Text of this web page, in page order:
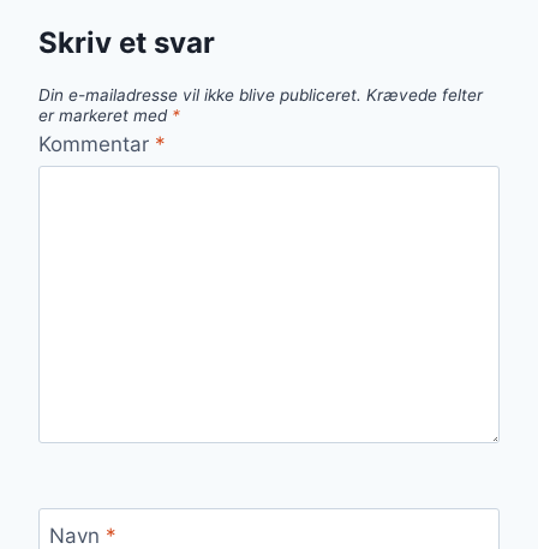
Skriv et svar
Din e-mailadresse vil ikke blive publiceret. Krævede felter
er markeret med *
Kommentar *
Navn *